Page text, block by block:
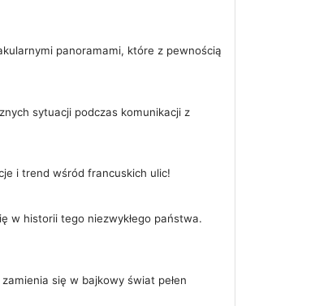
panoramami, które z pewnością
sytuacji podczas komunikacji z
i trend wśród francuskich ulic!
w historii tego niezwykłego państwa.
się w bajkowy świat pełen